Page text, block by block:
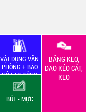
VẬT DỤNG VĂN
PHÒNG + BẢO
HỘ LAO ĐỘNG
BĂNG KEO,
DAO KÉO CẮT,
KEO
BÚT - MỰC